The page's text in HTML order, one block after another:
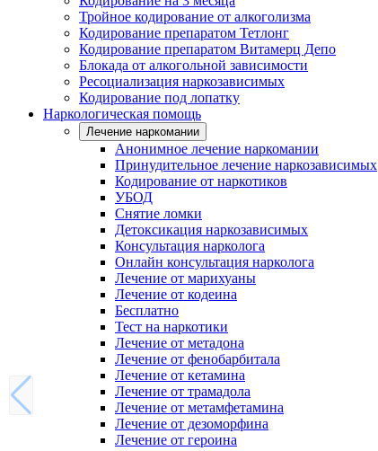
Тройное кодирование от алкоголизма
Кодирование препаратом Тетлонг
Кодирование препаратом Витамерц Депо
Блокада от алкогольной зависимости
Ресоциализация наркозависимых
Кодирование под лопатку
Наркологическая помощь
Лечение наркомании
Анонимное лечение наркомании
Принудительное лечение наркозависимых
Кодирование от наркотиков
УБОД
Снятие ломки
Детоксикация наркозависимых
Консультация нарколога
Онлайн консультация нарколога
Лечение от марихуаны
Лечение от кодеина
Бесплатно
Тест на наркотики
Лечение от метадона
Лечение от фенобарбитала
Лечение от кетамина
Лечение от трамадола
Лечение от метамфетамина
Лечение от дезоморфина
Лечение от героина